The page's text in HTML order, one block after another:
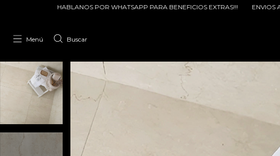
POR WHATSAPP PARA BENEFICIOS EXTRAS!!! ENVIOS A TODA LA ARGENTINA!!!
Menú Buscar